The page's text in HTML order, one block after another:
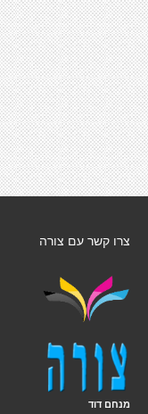
צרו קשר עם צורה
מנחם דוד